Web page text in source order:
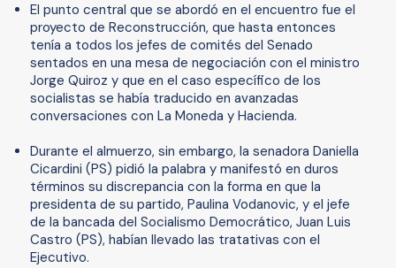
El punto central que se abordó en el encuentro fue el
proyecto de Reconstrucción, que hasta entonces
tenía a todos los jefes de comités del Senado
sentados en una mesa de negociación con el ministro
Jorge Quiroz y que en el caso específico de los
socialistas se había traducido en avanzadas
conversaciones con La Moneda y Hacienda.
Durante el almuerzo, sin embargo, la senadora Daniella
Cicardini (PS) pidió la palabra y manifestó en duros
términos su discrepancia con la forma en que la
presidenta de su partido, Paulina Vodanovic, y el jefe
de la bancada del Socialismo Democrático, Juan Luis
Castro (PS), habían llevado las tratativas con el
Ejecutivo.